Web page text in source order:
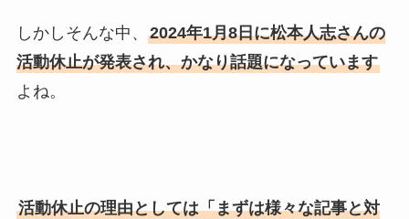
しかしそんな中、 2024年1月8日に松本人志さんの
活動休止が発表され、かなり話題になっています
よね。
活動休止の理由としては「まずは様々な記事と対